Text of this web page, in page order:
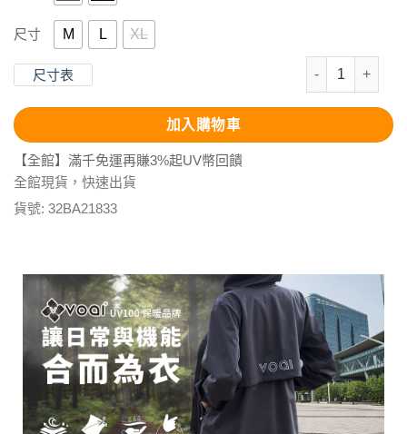
尺寸 M L XL
尺寸表
昇溫保暖-圓領
加入購物車
【全館】滿千免運再賺3%起UV幣回饋
全館現貨，快速出貨
貨號: 32BA21833